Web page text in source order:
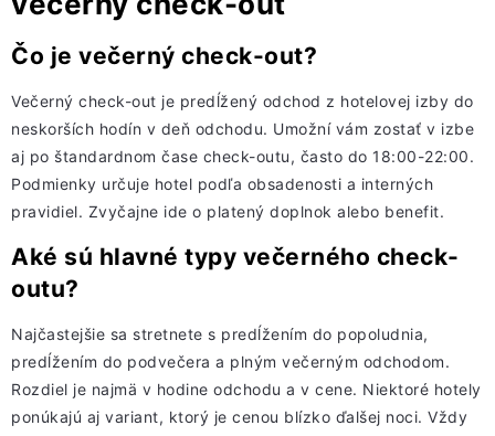
Čo je večerný check-out?
Večerný check-out je predĺžený odchod z hotelovej izby do
neskorších hodín v deň odchodu. Umožní vám zostať v izbe
aj po štandardnom čase check-outu, často do 18:00-22:00.
Podmienky určuje hotel podľa obsadenosti a interných
pravidiel. Zvyčajne ide o platený doplnok alebo benefit.
Aké sú hlavné typy večerného check-
outu?
Najčastejšie sa stretnete s predĺžením do popoludnia,
predĺžením do podvečera a plným večerným odchodom.
Rozdiel je najmä v hodine odchodu a v cene. Niektoré hotely
ponúkajú aj variant, ktorý je cenou blízko ďalšej noci. Vždy